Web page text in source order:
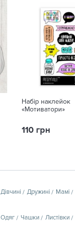
Набір наклейок
«Мотиватори»
110 грн
Дівчині Дружині Мамі
Одяг Чашки Листівки